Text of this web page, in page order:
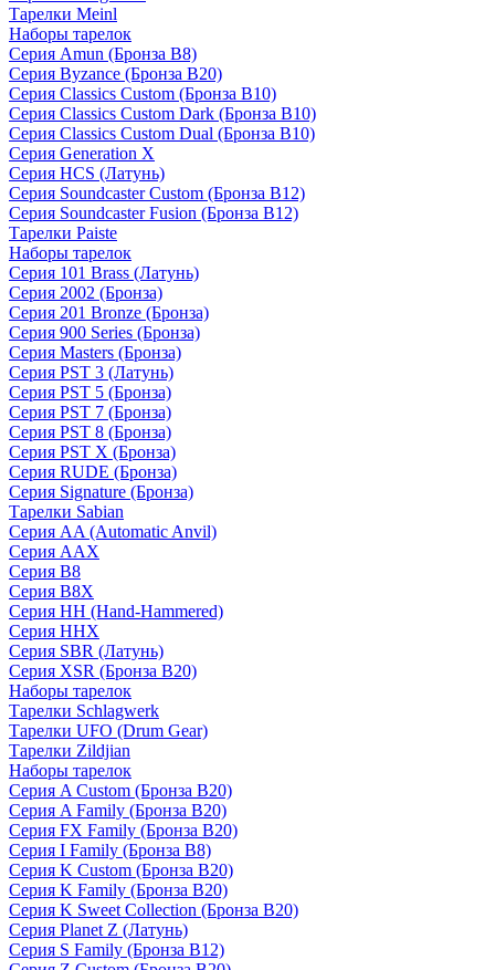
Тарелки Meinl
Наборы тарелок
Серия Amun (Бронза B8)
Серия Byzance (Бронза B20)
Серия Classics Custom (Бронза B10)
Серия Classics Custom Dark (Бронза B10)
Серия Classics Custom Dual (Бронза B10)
Серия Generation X
Серия HCS (Латунь)
Серия Soundcaster Custom (Бронза B12)
Серия Soundcaster Fusion (Бронза B12)
Тарелки Paiste
Наборы тарелок
Серия 101 Brass (Латунь)
Серия 2002 (Бронза)
Серия 201 Bronze (Бронза)
Серия 900 Series (Бронза)
Серия Masters (Бронза)
Серия PST 3 (Латунь)
Серия PST 5 (Бронза)
Серия PST 7 (Бронза)
Серия PST 8 (Бронза)
Серия PST X (Бронза)
Серия RUDE (Бронза)
Серия Signature (Бронза)
Тарелки Sabian
Серия AA (Automatic Anvil)
Серия AAX
Серия B8
Серия B8X
Серия HH (Hand-Hammered)
Серия HHX
Серия SBR (Латунь)
Серия XSR (Бронза B20)
Наборы тарелок
Тарелки Schlagwerk
Тарелки UFO (Drum Gear)
Тарелки Zildjian
Наборы тарелок
Серия A Custom (Бронза B20)
Серия A Family (Бронза B20)
Серия FX Family (Бронза B20)
Серия I Family (Бронза B8)
Серия K Custom (Бронза B20)
Серия K Family (Бронза B20)
Серия K Sweet Collection (Бронза B20)
Серия Planet Z (Латунь)
Серия S Family (Бронза B12)